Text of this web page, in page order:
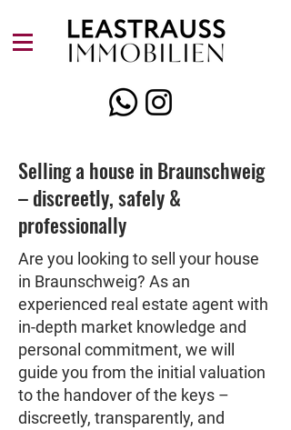
Selling a house in Braunschweig
– discreetly, safely &
professionally
Are you looking to sell your house
in Braunschweig? As an
experienced real estate agent with
in-depth market knowledge and
personal commitment, we will
guide you from the initial valuation
to the handover of the keys –
discreetly, transparently, and